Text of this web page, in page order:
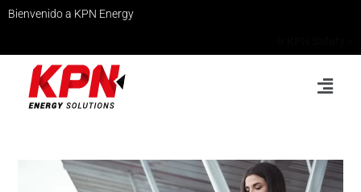
Bienvenido a KPN Energy